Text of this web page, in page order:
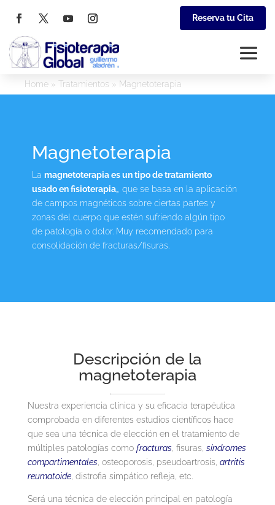
Reserva tu Cita
Home » Tratamientos » Magnetoterapia
Magnetoterapia
La magnetoterapia es un tipo de tratamiento
usado en fisioterapia,, que se basa en la aplicación
de campos magnéticos sobre ciertas partes y
zonas del cuerpo que estén sufriendo algún tipo
de patología o dolor. Muy recomendado para
consolidación de fracturas/fisuras.
Descripción de la
magnetoterapia
Nuestra experiencia clínica y su eficacia terapéutica
comprobada en diferentes estudios científicos hace
que sea una técnica de elección en el tratamiento de
múltiples patologías como fracturas, fisuras, síndromes
compartimentales, osteoporosis, pseudoartrosis, artritis
reumatoide, distrofia simpático refleja, etc.
Será una técnica de elección principal en patología